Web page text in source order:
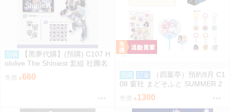
預購
【黑夢代購】(預購) C107 H
ololive The Shiniest 套組 社團名:
にゃろめのちゅーる 繪師:にゃろ
售價 660 預購 訂金
（四葉亭）預約9月 C1
08 窗社 まどそふと SUMMER 2
026 精品組 0814
售價 1300